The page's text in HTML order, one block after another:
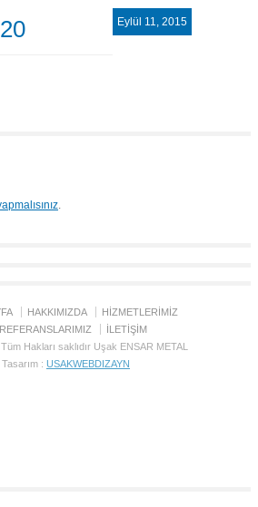
Eylül 11, 2015
.
HAKKIMIZDA
HİZMETLERİMİZ
REFERANSLARIMIZ
İLETİŞİM
Hakları saklıdır Uşak ENSAR METAL
: USAKWEBDIZAYN